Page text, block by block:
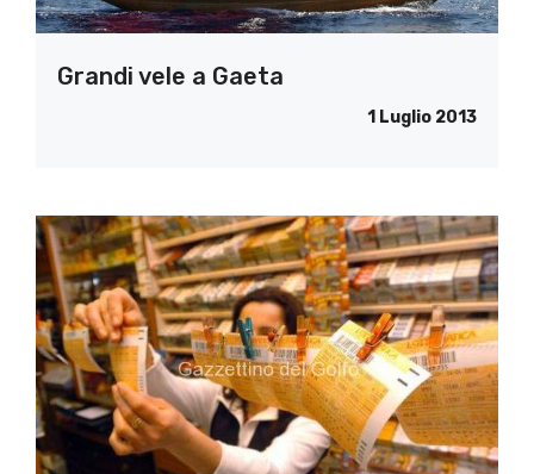
Grandi vele a Gaeta
1 Luglio 2013